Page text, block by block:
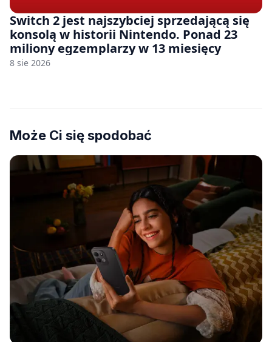
Switch 2 jest najszybciej sprzedającą się
konsolą w historii Nintendo. Ponad 23
miliony egzemplarzy w 13 miesięcy
8 sie 2026
Może Ci się spodobać